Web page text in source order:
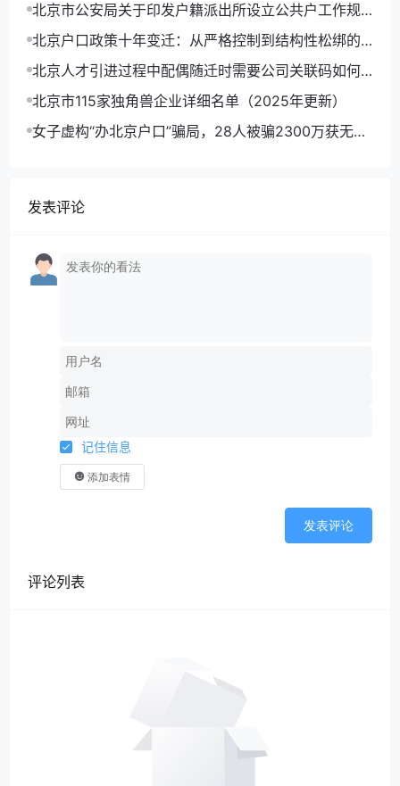
北京市公安局关于印发户籍派出所设立公共户工作规
定(试行)的通知
北京户口政策十年变迁：从严格控制到结构性松绑的
趋势分析
北京人才引进过程中配偶随迁时需要公司关联码如何
操作？
北京市115家独角兽企业详细名单（2025年更新）
女子虚构“办北京户口”骗局，28人被骗2300万获无期
发表评论
记住信息
添加表情
发表评论
评论列表